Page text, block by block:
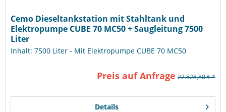
Cemo Dieseltankstation mit Stahltank und
Elektropumpe CUBE 70 MC50 + Saugleitung 7500
Liter
Inhalt: 7500 Liter - Mit Elektropumpe CUBE 70 MC50
Preis auf Anfrage 22.528,80 € *
Details